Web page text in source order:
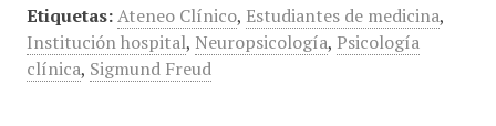
Etiquetas: Ateneo Clínico, Estudiantes de medicina,
Institución hospital, Neuropsicología, Psicología
clínica, Sigmund Freud